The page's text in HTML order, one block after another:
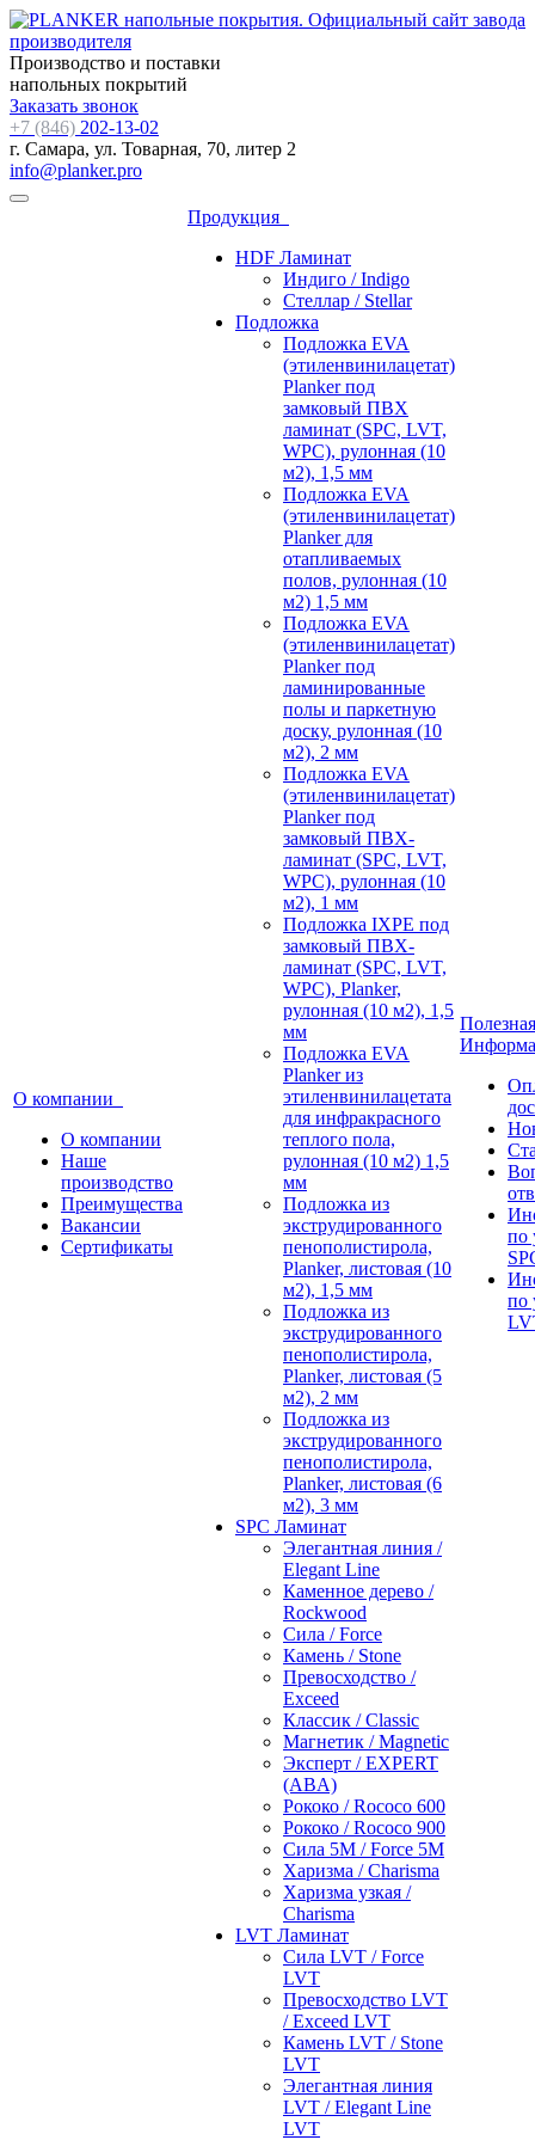
Производство и поставки
напольных покрытий
Заказать звонок
+7 (846) 202-13-02
г. Самара, ул. Товарная, 70, литер 2
info@planker.pro
О компании
О компании
Наше
производство
Преимущества
Вакансии
Сертификаты
Продукция
HDF Ламинат
Индиго / Indigo
Стеллар / Stellar
Подложка
Подложка EVA
(этиленвинилацетат)
Planker под
замковый ПВХ
ламинат (SPC, LVT,
WPC), рулонная (10
м2), 1,5 мм
Подложка EVA
(этиленвинилацетат)
Planker для
отапливаемых
полов, рулонная (10
м2) 1,5 мм
Подложка EVA
(этиленвинилацетат)
Planker под
ламинированные
полы и паркетную
доску, рулонная (10
м2), 2 мм
Подложка EVA
(этиленвинилацетат)
Planker под
замковый ПВХ-
ламинат (SPC, LVT,
WPC), рулонная (10
м2), 1 мм
Подложка IXPE под
замковый ПВХ-
ламинат (SPC, LVT,
WPC), Planker,
рулонная (10 м2), 1,5
мм
Подложка EVA
Planker из
этиленвинилацетата
для инфракрасного
теплого пола,
рулонная (10 м2) 1,5
мм
Подложка из
экструдированного
пенополистирола,
Planker, листовая (10
м2), 1,5 мм
Подложка из
экструдированного
пенополистирола,
Planker, листовая (5
м2), 2 мм
Подложка из
экструдированного
пенополистирола,
Planker, листовая (6
м2), 3 мм
SPC Ламинат
Элегантная линия /
Elegant Line
Каменное дерево /
Rockwood
Сила / Force
Камень / Stone
Превосходство /
Exceed
Классик / Classic
Магнетик / Magnetic
Эксперт / EXPERT
(ABA)
Рококо / Rococo 600
Рококо / Rococo 900
Сила 5М / Force 5М
Харизма / Charisma
Харизма узкая /
Charisma
LVT Ламинат
Сила LVT / Force
LVT
Превосходство LVT
/ Exceed LVT
Камень LVT / Stone
LVT
Элегантная линия
LVT / Elegant Line
LVT
Полезная
по
по